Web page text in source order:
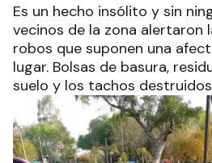
Es un hecho insólito y sin
vecinos de la zona alertaron
robos que suponen una
lugar. Bolsas de basura,
suelo y los tachos